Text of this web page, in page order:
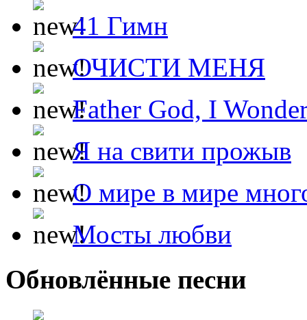
41 Гимн
ОЧИСТИ МЕНЯ
Father God, I
Я на свити прожыв
О мире в мире
Мосты любви
Обновлённые песни